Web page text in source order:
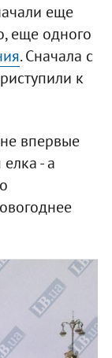
еще
еще одного
. Сначала с
к
впервые
- а